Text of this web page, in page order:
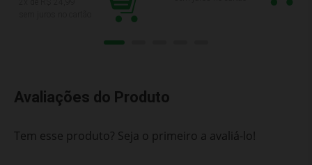
Avaliações do Produto
Tem esse produto? Seja o primeiro a avaliá-lo!